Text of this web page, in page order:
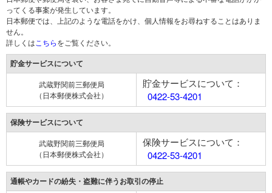
ってくる事案が発生しています。
日本郵便では、上記のような電話をかけ、個人情報をお尋ねすることはありま
せん。
詳しくは こちらをご覧ください。
貯金サービスについて
武蔵野関前三郵便局
（日本郵便株式会社）
貯金サービスについて：
0422-53-4201
保険サービスについて
武蔵野関前三郵便局
（日本郵便株式会社）
保険サービスについて：
0422-53-4201
通帳やカードの紛失・盗難に伴うお取引の停止